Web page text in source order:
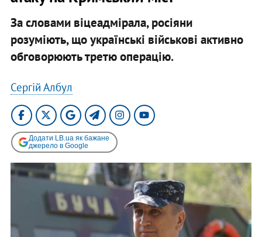
За словами віцеадмірала, росіяни
розуміють, що українські військові активно
обговорюють третю операцію.
Сергій Албул
Додати LB.ua як бажане
джерело в Google